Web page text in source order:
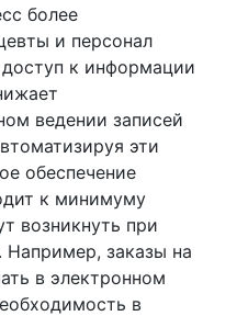
более
и персонал
доступ к информации
ведении записей
эти
обеспечение
к минимуму
возникнуть при
заказы на
в электронном
в